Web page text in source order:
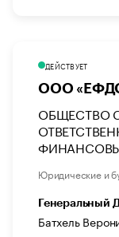
ДЕЙСТВУЕТ
ООО
ОБЩЕСТВО
Юридические и
Генеральный
Батхель